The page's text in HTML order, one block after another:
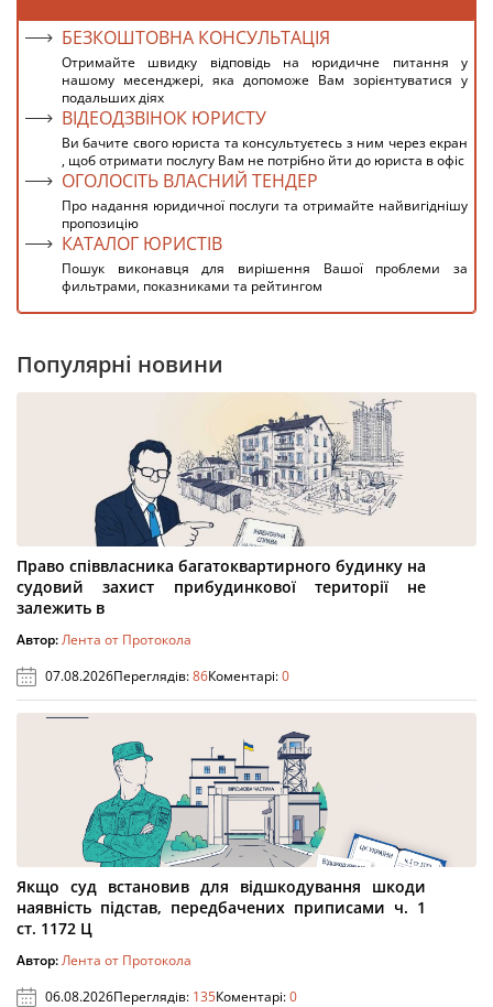
БЕЗКОШТОВНА КОНСУЛЬТАЦІЯ
Отримайте швидку відповідь на юридичне питання у
нашому месенджері, яка допоможе Вам зорієнтуватися у
подальших діях
ВІДЕОДЗВІНОК ЮРИСТУ
Ви бачите свого юриста та консультуєтесь з ним через екран
, щоб отримати послугу Вам не потрібно йти до юриста в офіс
ОГОЛОСІТЬ ВЛАСНИЙ ТЕНДЕР
Про надання юридичної послуги та отримайте найвигіднішу
пропозицію
КАТАЛОГ ЮРИСТІВ
Пошук виконавця для вирішення Вашої проблеми за
фильтрами, показниками та рейтингом
Популярні новини
Право співвласника багатоквартирного будинку на
судовий захист прибудинкової території не
залежить в
Автор:Лента от Протокола
07.08.2026Переглядів:86Коментарі:0
Якщо суд встановив для відшкодування шкоди
наявність підстав, передбачених приписами ч. 1
ст. 1172 Ц
Автор:Лента от Протокола
06.08.2026Переглядів: 135Коментарі:0